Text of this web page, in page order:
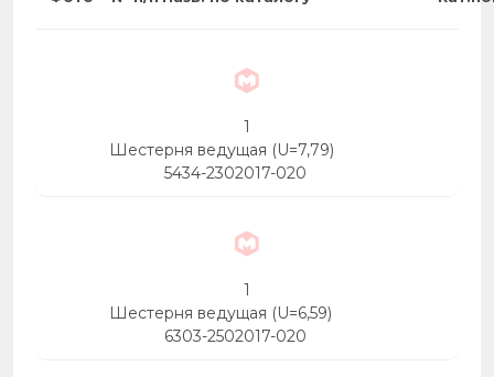
1
Шестерня ведущая (U=7,79)
5434-2302017-020
1
Шестерня ведущая (U=6,59)
6303-2502017-020